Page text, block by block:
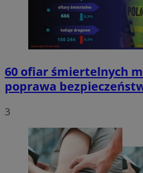
60 ofiar śmiertelnych
poprawa
3